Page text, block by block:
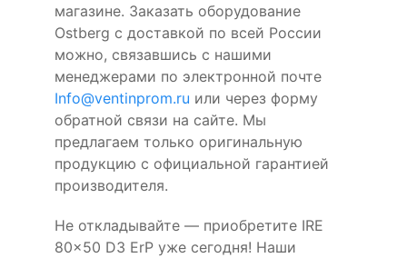
магазине. Заказать оборудование
Ostberg с доставкой по всей России
можно, связавшись с нашими
менеджерами по электронной почте
Info@ventinprom.ru или через форму
обратной связи на сайте. Мы
предлагаем только оригинальную
продукцию с официальной гарантией
производителя.
Не откладывайте — приобретите IRE
80x50 D3 ErP уже сегодня! Наши